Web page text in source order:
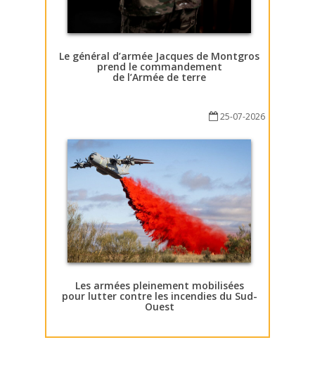
Le général d’armée Jacques de Montgros
prend le commandement
de l’Armée de terre
25-07-2026
Les armées pleinement mobilisées
pour lutter contre les incendies du Sud-
Ouest